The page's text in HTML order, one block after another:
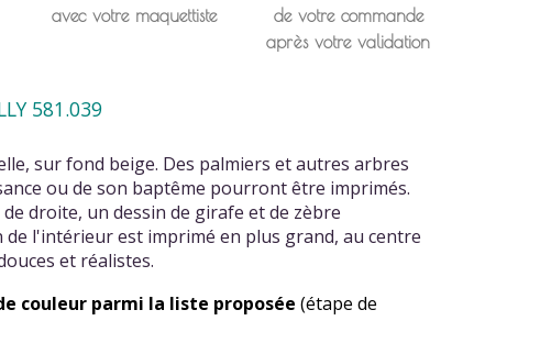
avec votre maquettiste
de votre commande
après votre validation
581.039
sur fond beige. Des palmiers et autres arbres
ou de son baptême pourront être imprimés.
droite, un dessin de girafe et de zèbre
l'intérieur est imprimé en plus grand, au centre
et réalistes.
couleur parmi la liste proposée (étape de